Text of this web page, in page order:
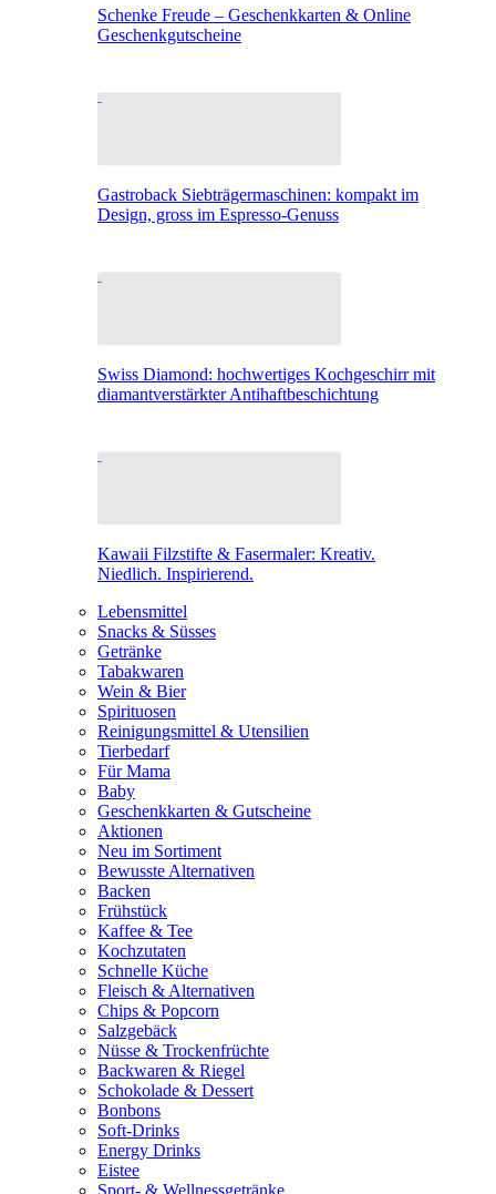
Schenke Freude – Geschenkkarten & Online
Geschenkgutscheine
Gastroback Siebträgermaschinen: kompakt im
Design, gross im Espresso-Genuss
Swiss Diamond: hochwertiges Kochgeschirr mit
diamantverstärkter Antihaftbeschichtung
Kawaii Filzstifte & Fasermaler: Kreativ.
Niedlich. Inspirierend.
Lebensmittel
Snacks & Süsses
Getränke
Tabakwaren
Wein & Bier
Spirituosen
Reinigungsmittel & Utensilien
Tierbedarf
Für Mama
Baby
Geschenkkarten & Gutscheine
Aktionen
Neu im Sortiment
Bewusste Alternativen
Backen
Frühstück
Kaffee & Tee
Kochzutaten
Schnelle Küche
Fleisch & Alternativen
Chips & Popcorn
Salzgebäck
Nüsse & Trockenfrüchte
Backwaren & Riegel
Schokolade & Dessert
Bonbons
Soft-Drinks
Energy Drinks
Eistee
Sport- & Wellnessgetränke